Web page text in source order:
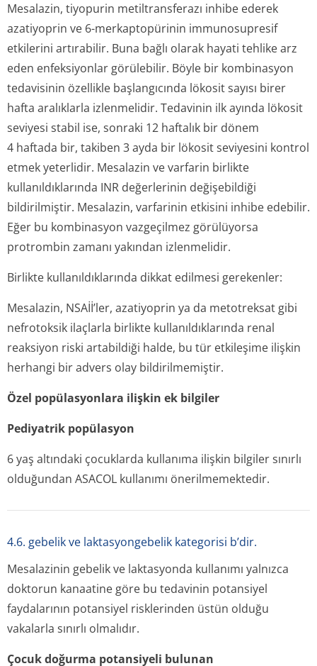
Mesalazin, tiyopurin metiltransferazı inhibe ederek
azatiyoprin ve 6-merkaptopürinin immunosupresif
etkilerini artırabilir. Buna bağlı olarak hayati tehlike arz
eden enfeksiyonlar görülebilir. Böyle bir kombinasyon
tedavisinin özellikle başlangıcında lökosit sayısı birer
hafta aralıklarla izlenmelidir. Tedavinin ilk ayında lökosit
seviyesi stabil ise, sonraki 12 haftalık bir dönem
4 haftada bir, takiben 3 ayda bir lökosit seviyesini kontrol
etmek yeterlidir. Mesalazin ve varfarin birlikte
kullanıldıklarında INR değerlerinin değişebildiği
bildirilmiştir. Mesalazin, varfarinin etkisini inhibe edebilir.
Eğer bu kombinasyon vazgeçilmez görülüyorsa
protrombin zamanı yakından izlenmelidir.
Birlikte kullanıldıklarında dikkat edilmesi gerekenler:
Mesalazin, NSAİİ’ler, azatiyoprin ya da metotreksat gibi
nefrotoksik ilaçlarla birlikte kullanıldıklarında renal
reaksiyon riski artabildiği halde, bu tür etkileşime ilişkin
herhangi bir advers olay bildirilmemiştir.
Özel popülasyonlara ilişkin ek bilgiler
Pediyatrik popülasyon
6 yaş altındaki çocuklarda kullanıma ilişkin bilgiler sınırlı
olduğundan ASACOL kullanımı önerilmemektedir.
4.6. gebelik ve laktasyongebelik kategorisi b’dir.
Mesalazinin gebelik ve laktasyonda kullanımı yalnızca
doktorun kanaatine göre bu tedavinin potansiyel
faydalarının potansiyel risklerinden üstün olduğu
vakalarla sınırlı olmalıdır.
Çocuk doğurma potansiyeli bulunan